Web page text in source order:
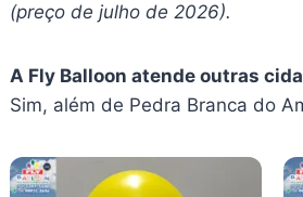
(preço de julho de 2026).
A Fly Balloon atende outras
Sim, além de Pedra Branca do